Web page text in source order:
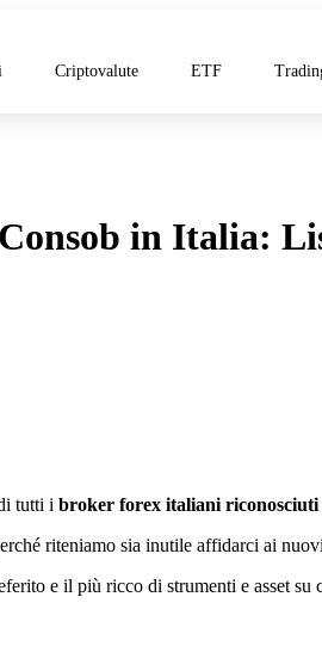
Criptovalute ETF
in Italia:
tutti i broker forex italiani riconosciuti
riteniamo sia inutile affidarci ai
e il più ricco di strumenti e asset su